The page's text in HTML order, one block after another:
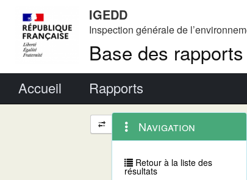
IGEDD
Inspection générale de
Base des
Accueil Rapports
Navigation
et
outils
annexes
contextuel
Navigation
Retour à la liste des
résultats